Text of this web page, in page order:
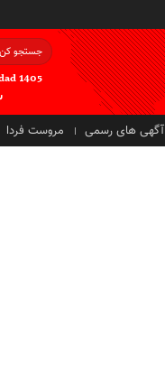
1405
آگهی های رسمی مروست فردا